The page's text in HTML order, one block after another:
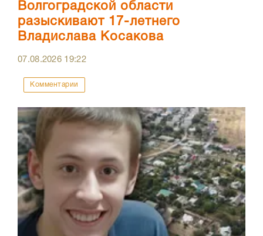
Волгоградской области
разыскивают 17-летнего
Владислава Косакова
07.08.2026 19:22
Комментарии